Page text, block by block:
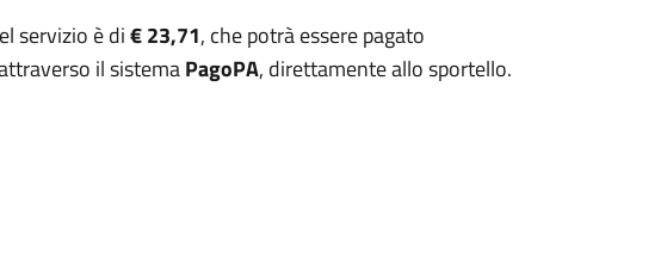
servizio è di€ 23,71, che potrà essere pagato
il sistemaPagoPA, direttamente allo sportello.